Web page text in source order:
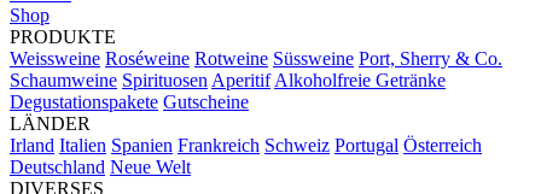
Shop
PRODUKTE
Weissweine Roséweine Rotweine Süssweine Port, Sherry & Co.
Schaumweine Spirituosen Aperitif Alkoholfreie Getränke
Degustationspakete Gutscheine
LÄNDER
Irland Italien Spanien Frankreich Schweiz Portugal Österreich
Deutschland Neue Welt
DIVERSES